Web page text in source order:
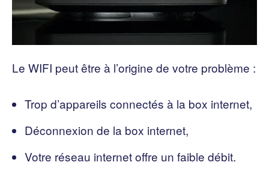
Le WIFI peut être à l’origine de votre problème :
Trop d’appareils connectés à la box internet,
Déconnexion de la box internet,
Votre réseau internet offre un faible débit.